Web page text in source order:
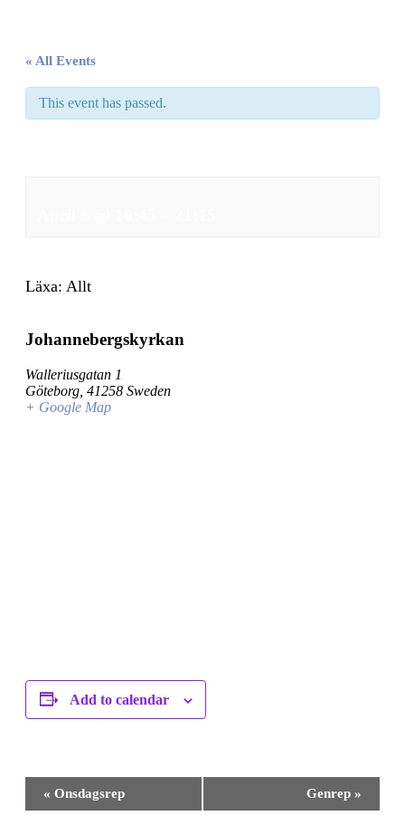
« All Events
This event has passed.
Läxa: Allt
Johannebergskyrkan
Walleriusgatan 1
Göteborg 41258 Sweden
+ Google Map
Add to calendar
Event
Navigation
« Onsdagsrep Genrep »